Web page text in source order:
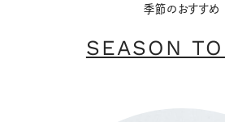
季節のおすすめ
SEASON